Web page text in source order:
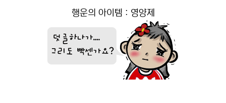
행운의 아이템 : 영양제